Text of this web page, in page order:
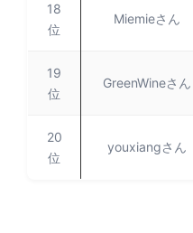
18
位
Miemieさん
19
位
GreenWineさん
20
位
youxiangさん